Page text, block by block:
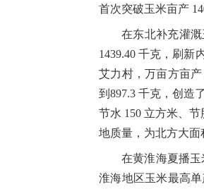
首次突破玉米亩产
在东北补充灌
1439.40千克，刷新
艾力村，万亩方亩产
到 897.3 千克，创造
节水 150 立方米、节
地质量，为北方大面
在黄淮海夏播
淮海地区玉米最高